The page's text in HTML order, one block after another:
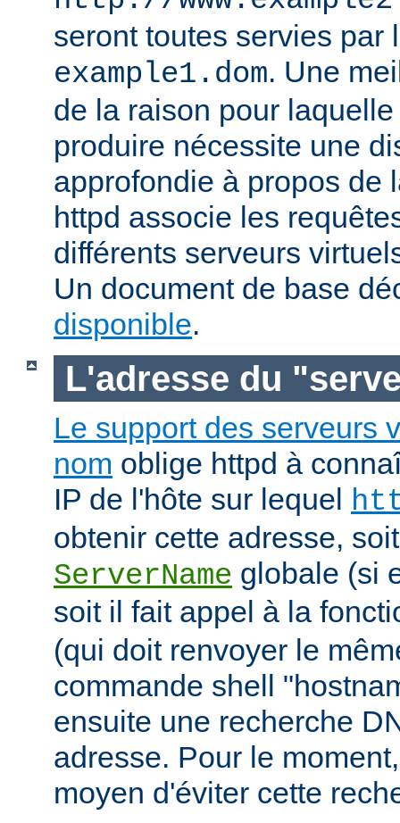
seront toutes servies par
example1.dom. Une
de la raison pour
produire nécessite une
approfondie à propos de
httpd associe les
différents serveurs
Un document de base
disponible.
L'adresse du
Le support des serveurs
nom oblige httpd à
IP de l'hôte sur lequel
obtenir cette adresse,
ServerName globale (si
soit il fait appel à la
(qui doit renvoyer le
commande shell
ensuite une recherche
adresse. Pour le
moyen d'éviter cette